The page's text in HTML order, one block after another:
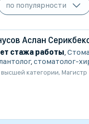
Аслан
стажа работы,
,стоматолог-
высшей категории, Магистр